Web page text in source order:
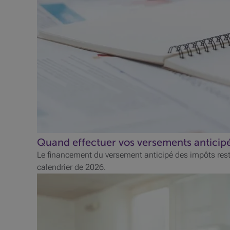
Quand effectuer vos versements
Le financement du versement anticipé des impôts
calendrier de 2026.